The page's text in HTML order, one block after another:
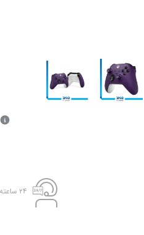
۲۴ ساعته، ۷ روز هفته